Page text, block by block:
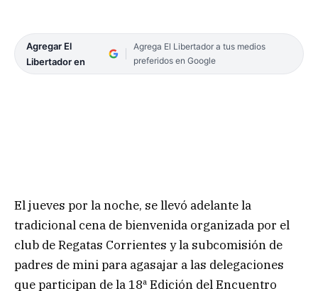
Agregar El
Libertador en
Agrega El Libertador a tus medios
preferidos en Google
El jueves por la noche, se llevó adelante la
tradicional cena de bienvenida organizada por el
club de Regatas Corrientes y la subcomisión de
padres de mini para agasajar a las delegaciones
que participan de la 18ª Edición del Encuentro